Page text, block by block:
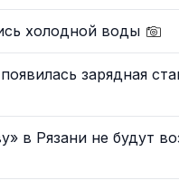
холодной воды
зарядная
в Рязани не будут